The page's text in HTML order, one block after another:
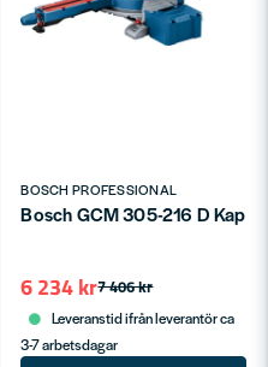
stativ 1600W 635mm
BOSCH PROFESSIONAL
Bosch GCM 305-216 D
7 406 kr
6 234 kr
Leveranstid ifrån leverantör ca
3-7 arbetsdagar